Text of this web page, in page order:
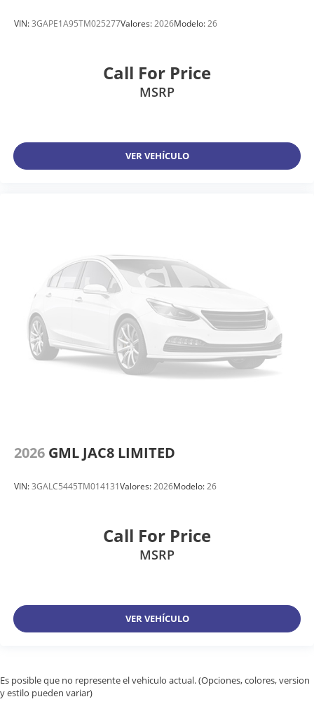
VIN:3GAPE1A95TM025277Valores:2026Modelo:26
Call For Price
MSRP
VER VEHÍCULO
2026 GML JAC8 LIMITED
VIN:3GALC5445TM014131Valores:2026Modelo:26
Call For Price
MSRP
VER VEHÍCULO
Es posible que no represente el vehiculo actual. (Opciones, colores, version
y estilo pueden variar)